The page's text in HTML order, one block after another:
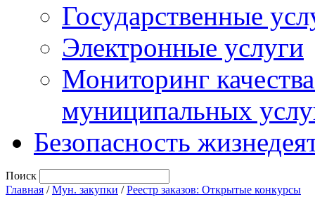
Государственные
Электронные услуги
Мониторинг
муниципальных
Безопасность
Поиск
Главная /Мун. закупки /Реестр заказов: Открытые конкурсы